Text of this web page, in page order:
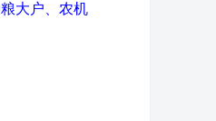
大户、农机